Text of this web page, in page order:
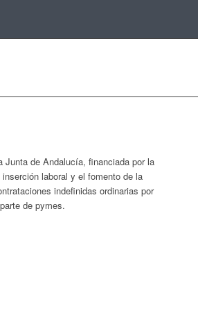
de Andalucía, financiada por la
laboral y el fomento de la
indefinidas ordinarias por
de pymes.